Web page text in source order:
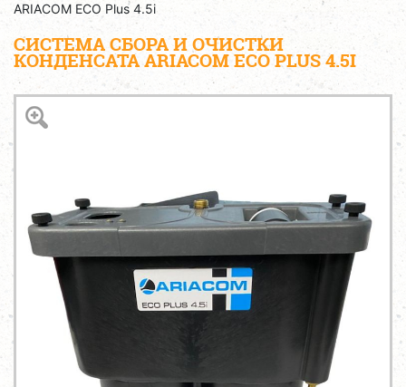
ARIACОМ ECO Plus 4.5i
СИСТЕМА СБОРА И ОЧИСТКИ
КОНДЕНСАТА ARIACОМ ECO PLUS 4.5I